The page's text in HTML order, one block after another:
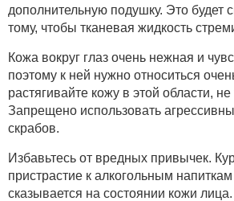
дополнительную подушку. Это будет
тому, чтобы тканевая жидкость
Кожа вокруг глаз очень нежная и
поэтому к ней нужно относиться
растягивайте кожу в этой области, не
Запрещено использовать
скрабов.
Избавьтесь от вредных привычек.
пристрастие к алкогольным
сказывается на состоянии кожи